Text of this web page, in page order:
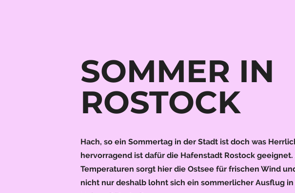
SOMMER IN
ROSTOCK
Hach, so ein Sommertag in der Stadt ist doch was
hervorragend ist dafür die Hafenstadt Rostock
Temperaturen sorgt hier die Ostsee für frischen Wind
nicht nur deshalb lohnt sich ein sommerlicher Ausflug